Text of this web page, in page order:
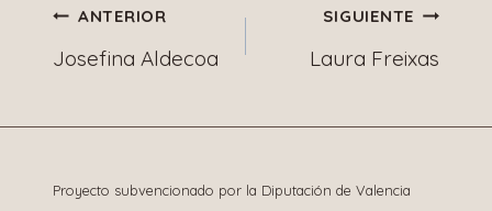
Navegación
de
entradas
ANTERIOR
Josefina Aldecoa
SIGUIENTE
Laura Freixas
Proyecto subvencionado por la Diputación de Valencia